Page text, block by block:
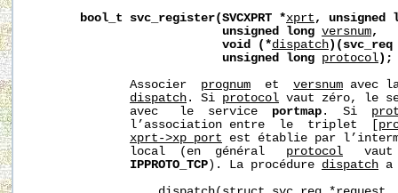
bool_t
svc_register(SVCXPRT *xprt , unsigned
unsigned
long versnum,
void
(*dispatch )(svc_req
unsigned
long protocol );
              Associer
prognum
  et
versnum avec
dispatch . Si protocol vaut zéro, le
              avec   le  service
portmap .  Si
              l’association entre  le  triplet  [
xprt->xp_port est établie par
              local  (en  général
protocol
IPPROTO_TCP ). La procédure dispatch a